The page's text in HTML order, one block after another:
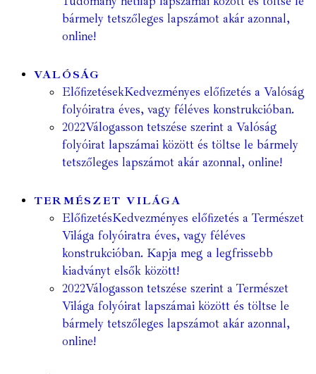
bármely tetszőleges lapszámot akár azonnal,
online!
VALÓSÁG
ElőfizetésekKedvezményes előfizetés a Valóság
folyóiratra éves, vagy féléves konstrukcióban.
2022Válogasson tetszése szerint a Valóság
folyóirat lapszámai között és töltse le bármely
tetszőleges lapszámot akár azonnal, online!
TERMÉSZET VILÁGA
ElőfizetésKedvezményes előfizetés a Természet
Világa folyóiratra éves, vagy féléves
konstrukcióban. Kapja meg a legfrissebb
kiadványt elsők között!
2022Válogasson tetszése szerint a Természet
Világa folyóirat lapszámai között és töltse le
bármely tetszőleges lapszámot akár azonnal,
online!